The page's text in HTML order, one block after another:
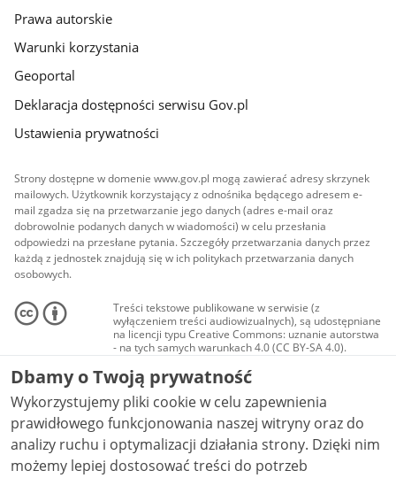
Prawa autorskie
Warunki korzystania
Geoportal
Deklaracja dostępności serwisu Gov.pl
Ustawienia prywatności
Strony dostępne w domenie www.gov.pl mogą zawierać adresy skrzynek
mailowych. Użytkownik korzystający z odnośnika będącego adresem e-
mail zgadza się na przetwarzanie jego danych (adres e-mail oraz
dobrowolnie podanych danych w wiadomości) w celu przesłania
odpowiedzi na przesłane pytania. Szczegóły przetwarzania danych przez
każdą z jednostek znajdują się w ich politykach przetwarzania danych
osobowych.
Treści tekstowe publikowane w serwisie (z
wyłączeniem treści audiowizualnych), są udostępniane
na licencji typu Creative Commons: uznanie autorstwa
- na tych samych warunkach 4.0 (CC BY-SA 4.0).
Materiały audiowizualne, w tym zdjęcia, materiały
audio i wideo, są udostępniane na licencji typu
Creative Commons: uznanie autorstwa użycie
niekomercyjne - bez utworów zależnych 4.0 (CC BY-
NC-ND 4.0), o ile nie jest to stwierdzone inaczej.
Dbamy o Twoją prywatność
Wykorzystujemy pliki cookie w celu zapewnienia
prawidłowego funkcjonowania naszej witryny oraz do
analizy ruchu i optymalizacji działania strony. Dzięki nim
możemy lepiej dostosować treści do potrzeb